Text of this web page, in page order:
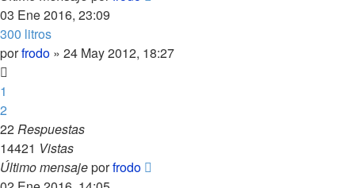
03 Ene 2016, 23:09
300 litros
porfrodo » 24 May 2012, 18:27
1
2
22Respuestas
14421 Vistas
Último mensajeporfrodo